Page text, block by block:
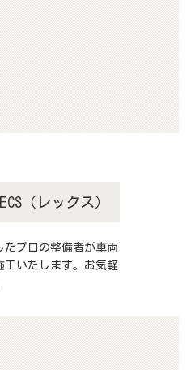
（レックス）
たプロの整備者が車両
工いたします。お気軽